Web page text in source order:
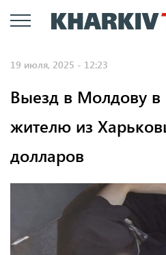
к
19 июля, 2025 - 12:23
Выезд в Молдову в
жителю из
долларов